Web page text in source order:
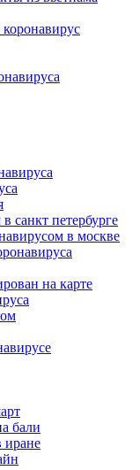
санкт петербурге
в москве
на карте
бали
иране